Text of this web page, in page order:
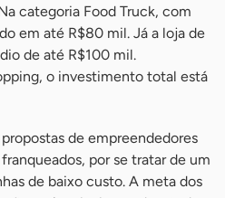
categoria Food Truck, com
em até R$80 mil. Já a loja de
de até R$100 mil.
o investimento total está
de empreendedores
por se tratar de um
de baixo custo. A meta dos